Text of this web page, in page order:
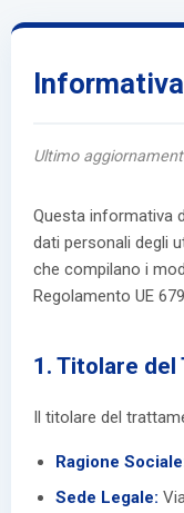
Ultimo
Questa informativa
dati personali degli
che compilano i
Regolamento UE
1. Titolare
Il titolare del
Ragione
Sede Legale: